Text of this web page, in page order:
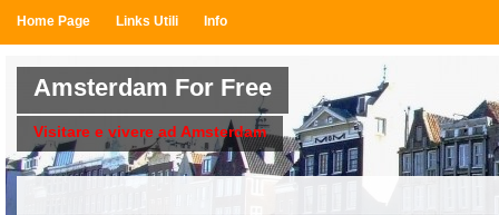
Home Page Links Utili Info
Amsterdam For Free
Visitare e vivere ad Amsterdam